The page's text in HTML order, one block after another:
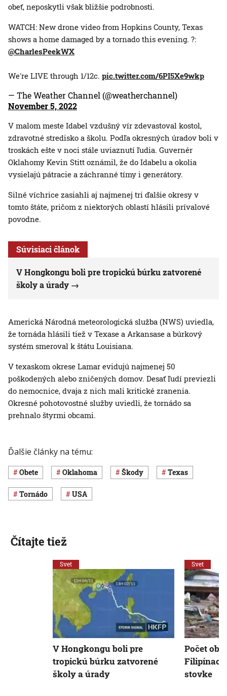
obeť, neposkytli však bližšie podrobnosti.
WATCH: New drone video from Hopkins County, Texas
shows a home damaged by a tornado this evening. ?:
@CharlesPeekWX
We're LIVE through 1/12c. pic.twitter.com/6PI5Xe9wkp
— The Weather Channel (@weatherchannel)
November 5, 2022
V malom meste Idabel vzdušný vír zdevastoval kostol,
zdravotné stredisko a školu. Podľa okresných úradov boli v
troskách ešte v noci stále uviaznutí ľudia. Guvernér
Oklahomy Kevin Stitt oznámil, že do Idabelu a okolia
vysielajú pátracie a záchranné tímy i generátory.
Silné víchrice zasiahli aj najmenej tri ďalšie okresy v
tomto štáte, pričom z niektorých oblastí hlásili prívalové
povodne.
Súvisiaci článok
V Hongkongu boli pre tropickú búrku zatvorené
školy a úrady
Americká Národná meteorologická služba (NWS) uviedla,
že tornáda hlásili tiež v Texase a Arkansase a búrkový
systém smeroval k štátu Louisiana.
V texaskom okrese Lamar evidujú najmenej 50
poškodených alebo zničených domov. Desať ľudí previezli
do nemocnice, dvaja z nich mali kritické zranenia.
Okresné pohotovostné služby uviedli, že tornádo sa
prehnalo štyrmi obcami.
Ďalšie články na tému:
obete Oklahoma škody Texas
tornádo USA
Čítajte tiež
Svet
V Hongkongu boli pre
tropickú búrku zatvorené
školy a úrady
Svet
Počet
stovke